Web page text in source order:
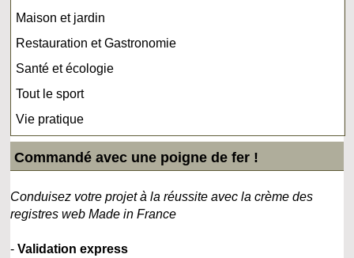
Maison et jardin
Restauration et Gastronomie
Santé et écologie
Tout le sport
Vie pratique
Commandé avec une poigne de fer !
Conduisez votre projet à la réussite avec la crème des
registres web Made in France
-Validation express